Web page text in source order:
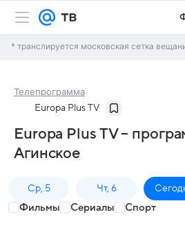
* транслируется московская сетка
Телепрограмма
Europa Plus TV
Europa Plus TV –
Агинское
Ср, 5 Чт, 6
Фильмы Сериалы Спорт